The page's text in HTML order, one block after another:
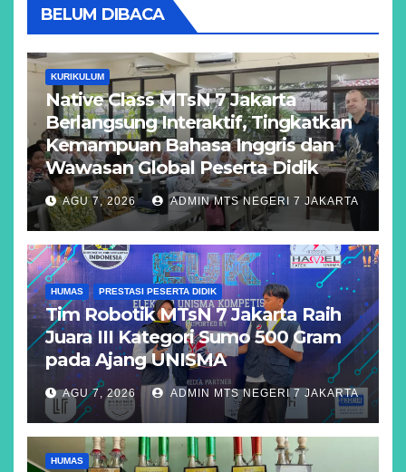
BELUM DIBACA
KURIKULUM
Native Class MTsN 7 Jakarta
Berlangsung Interaktif, Tingkatkan
Kemampuan Bahasa Inggris dan
Wawasan Global Peserta Didik
AGU 7, 2026 ADMIN MTS NEGERI 7 JAKARTA
HUMAS PRESTASI PESERTA DIDIK
Tim Robotik MTsN 7 Jakarta Raih
Juara III Kategori Sumo 500 Gram
pada Ajang UNISMA
AGU 7, 2026 ADMIN MTS NEGERI 7 JAKARTA
HUMAS